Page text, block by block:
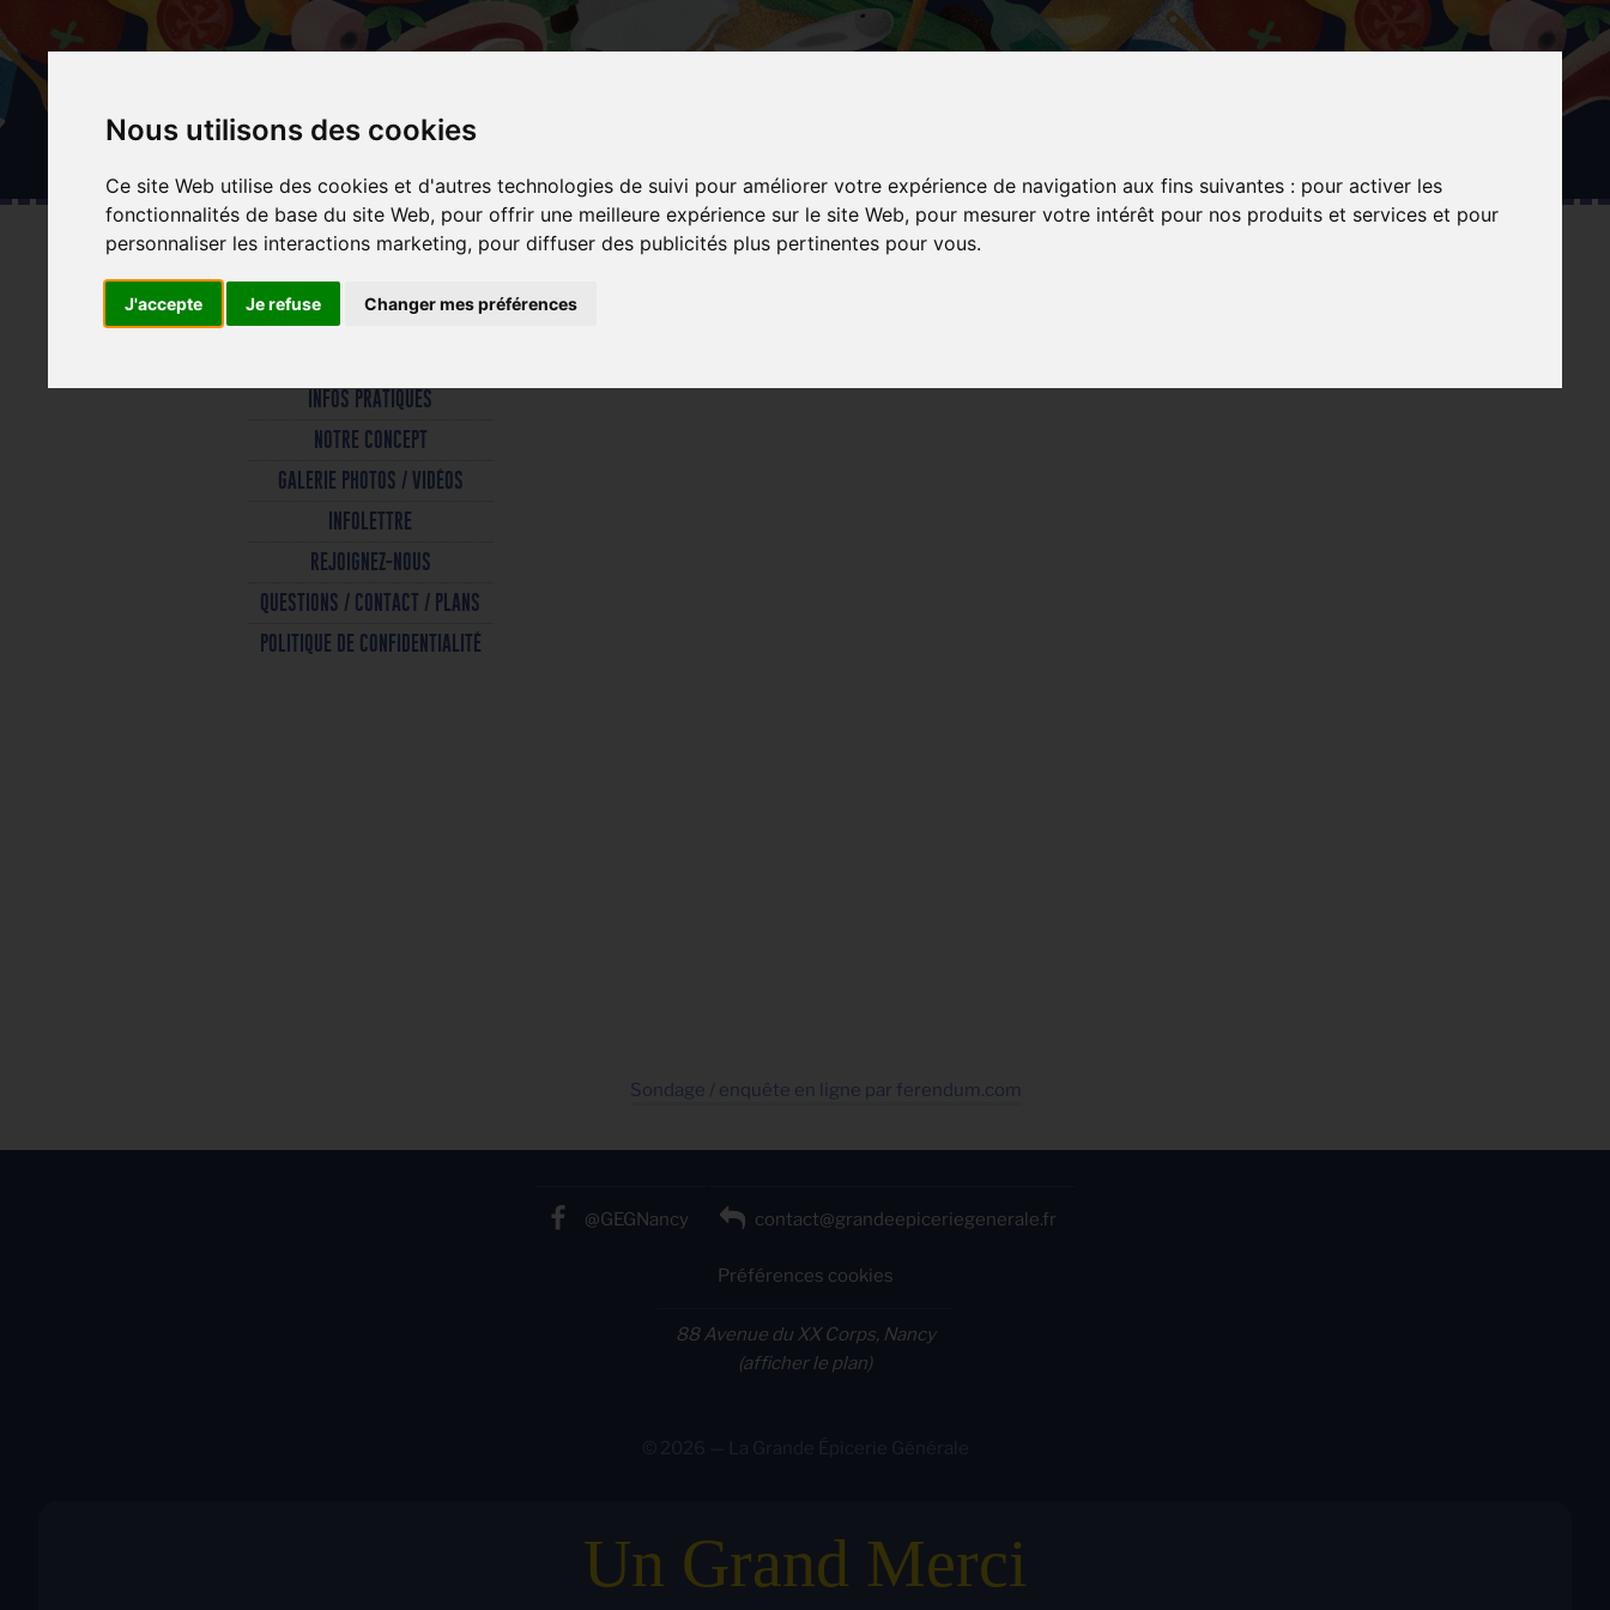
Nous utilisons des cookies
Ce site Web utilise des cookies et d'autres technologies de suivi pour améliorer votre expérience de navigation aux fins suivantes : pour activer les
fonctionnalités de base du site Web, pour offrir une meilleure expérience sur le site Web, pour mesurer votre intérêt pour nos produits et services et pour
personnaliser les interactions marketing, pour diffuser des publicités plus pertinentes pour vous.
J'accepte Je refuse Changer mes préférences
Aller
au
contenu
principal
INFOS PRATIQUES
NOTRE CONCEPT
GALERIE PHOTOS / VIDÉOS
INFOLETTRE
REJOIGNEZ-NOUS
QUESTIONS / CONTACT / PLANS
POLITIQUE DE CONFIDENTIALITÉ
Sondage / enquête en ligne par ferendum.com
@GEGNancy contact@grandeepiceriegenerale.fr
Préférences cookies
88 Avenue du XX Corps, Nancy
(afficher le plan)
Un Grand Merci